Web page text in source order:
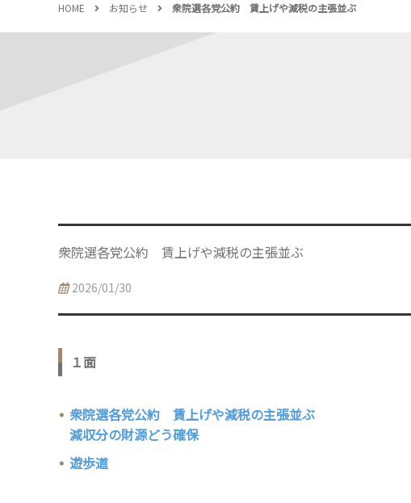
HOME お知らせ 衆院選各党公約 賃上げや減税の主張並ぶ
衆院選各党公約 賃上げや減税の主張並ぶ
2026/01/30
１面
衆院選各党公約 賃上げや減税の主張並ぶ
減収分の財源どう確保
遊歩道